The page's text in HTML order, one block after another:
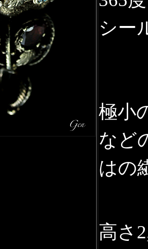
シー
極小
など
はの
高さ